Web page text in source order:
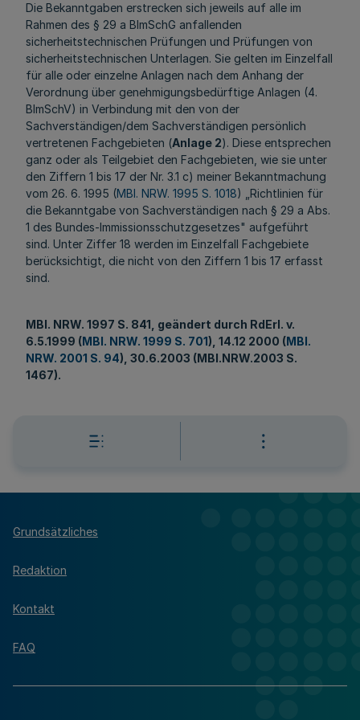
Die Bekanntgaben erstrecken sich jeweils auf alle im
Rahmen des § 29 a BImSchG anfallenden
sicherheitstechnischen Prüfungen und Prüfungen von
sicherheitstechnischen Unterlagen. Sie gelten im Einzelfall
für alle oder einzelne Anlagen nach dem Anhang der
Verordnung über genehmigungsbedürftige Anlagen (4.
BImSchV) in Verbindung mit den von der
Sachverständigen/dem Sachverständigen persönlich
vertretenen Fachgebieten (Anlage 2). Diese entsprechen
ganz oder als Teilgebiet den Fachgebieten, wie sie unter
den Ziffern 1 bis 17 der Nr. 3.1 c) meiner Bekanntmachung
vom 26. 6. 1995 (MBl. NRW. 1995 S. 1018) „Richtlinien für
die Bekanntgabe von Sachverständigen nach § 29 a Abs.
1 des Bundes-Immissionsschutzgesetzes" aufgeführt
sind. Unter Ziffer 18 werden im Einzelfall Fachgebiete
berücksichtigt, die nicht von den Ziffern 1 bis 17 erfasst
sind.
MBl. NRW. 1997 S. 841, geändert durch RdErl. v.
6.5.1999 (MBl. NRW. 1999 S. 701), 14.12 2000 (MBl.
NRW. 2001 S. 94), 30.6.2003 (MBl.NRW.2003 S.
1467).
Grundsätzliches
Redaktion
Kontakt
FAQ